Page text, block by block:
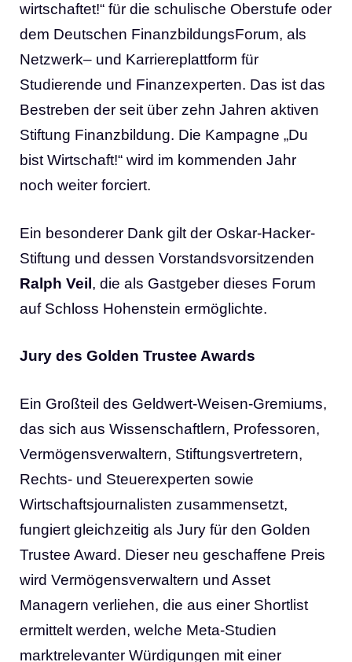
wirtschaftet!“ für die schulische Oberstufe oder
dem Deutschen FinanzbildungsForum, als
Netzwerk– und Karriereplattform für
Studierende und Finanzexperten. Das ist das
Bestreben der seit über zehn Jahren aktiven
Stiftung Finanzbildung. Die Kampagne „Du
bist Wirtschaft!“ wird im kommenden Jahr
noch weiter forciert.
Ein besonderer Dank gilt der Oskar-Hacker-
Stiftung und dessen Vorstandsvorsitzenden
Ralph Veil, die als Gastgeber dieses Forum
auf Schloss Hohenstein ermöglichte.
Jury des Golden Trustee Awards
Ein Großteil des Geldwert-Weisen-Gremiums,
das sich aus Wissenschaftlern, Professoren,
Vermögensverwaltern, Stiftungsvertretern,
Rechts- und Steuerexperten sowie
Wirtschaftsjournalisten zusammensetzt,
fungiert gleichzeitig als Jury für den Golden
Trustee Award. Dieser neu geschaffene Preis
wird Vermögensverwaltern und Asset
Managern verliehen, die aus einer Shortlist
ermittelt werden, welche Meta-Studien
marktrelevanter Würdigungen mit einer